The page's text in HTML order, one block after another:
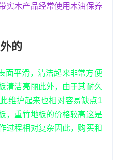
实木产品经常使用木油保养
的
面平滑，清洁起来非常方便
清洁亮丽此外，由于其耐久
维护起来也相对容易缺点1
，重竹地板的价格较高这是
过程相对复杂因此，购买和